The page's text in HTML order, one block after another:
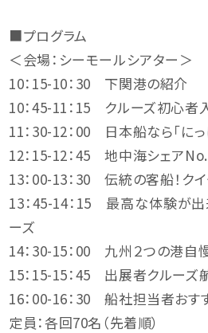
■プログラム
＜会場：シーモールシアター＞
10：15-10：30 下関港の紹介
10：45-11：15 クルーズ初心者
11：30-12：00 日本船なら「にっ
12：15-12：45 地中海シェア
13：00-13：30 伝統の客船！ク
13：45-14：15 最高な体験が出
ーズ
14：30-15：00 九州２つの港自慢
15：15-15：45 出展者クルーズ
16：00-16：30 船社担当者おす
定員：各回70名（先着順）